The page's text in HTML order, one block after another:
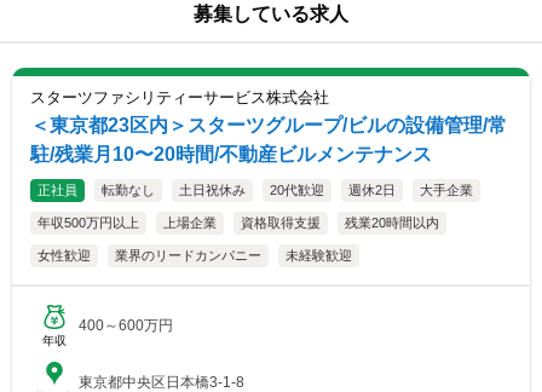
募集している求人
スターツファシリティーサービス株式会社
＜東京都23区内＞スターツグループ/ビルの設備管理/常
駐/残業月10〜20時間/不動産ビルメンテナンス
正社員 転勤なし 土日祝休み 20代歓迎 週休2日 大手企業
年収500万円以上 上場企業 資格取得支援 残業20時間以内
女性歓迎 業界のリードカンパニー 未経験歓迎
年収
400～600万円
東京都中央区日本橋3-1-8